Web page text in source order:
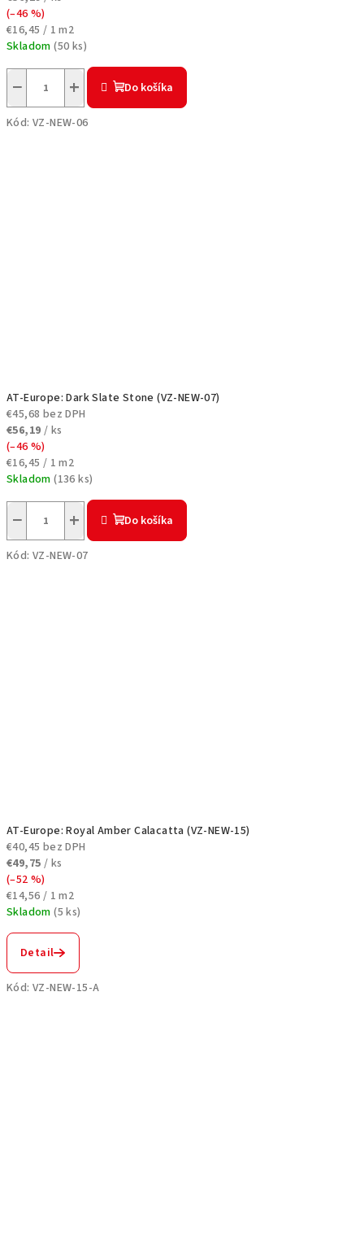
(–46 %)
Jednotková
cena:
€16,45 / 1 m2
Skladom(50 ks)
+
− Do košíka
Kód: VZ-NEW-06
AT-Europe: Dark Slate Stone (VZ-NEW-07)
€45,68 bez DPH
€56,19 / ks
(–46 %)
Jednotková
cena:
€16,45 / 1 m2
Skladom(136 ks)
+
− Do košíka
Kód: VZ-NEW-07
AT-Europe: Royal Amber Calacatta (VZ-NEW-15)
€40,45 bez DPH
€49,75 / ks
(–52 %)
Jednotková
cena:
€14,56 / 1 m2
Skladom(5 ks)
Detail
Kód: VZ-NEW-15-A